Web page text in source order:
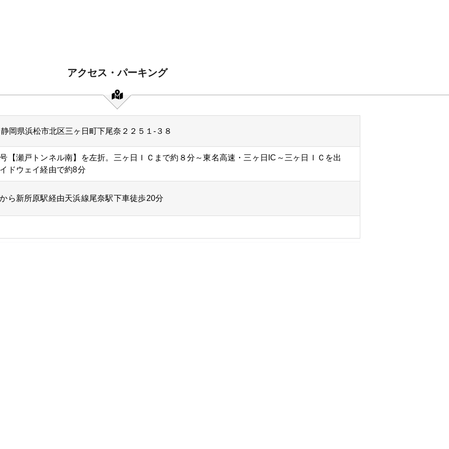
アクセス・パーキング
岡県浜松市北区三ヶ日町下尾奈２２５１-３８
【瀬戸トンネル南】を左折。三ヶ日ＩＣまで約８分～東名高速・三ヶ日IC～三ヶ日ＩＣを出
ドウェイ経由で約8分
ら新所原駅経由天浜線尾奈駅下車徒歩20分